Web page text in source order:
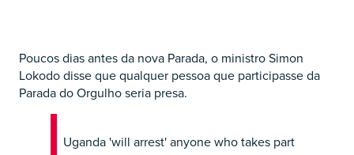
Poucos dias antes da nova Parada, o ministro Simon
Lokodo disse que qualquer pessoa que participasse da
Parada do Orgulho seria presa.
Uganda 'will arrest' anyone who takes part